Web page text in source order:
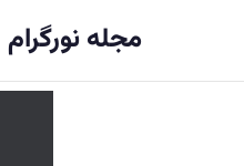
مجله نورگرام